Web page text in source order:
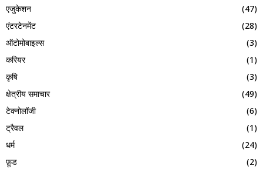
एजुकेशन
(47)
एंटरटेनमेंट
(28)
ऑटोमोबाइल्स
(3)
करियर
(1)
कृषि
(3)
क्षेत्रीय समाचार
(49)
टेक्नोलॉजी
(6)
ट्रैवल
(1)
धर्म
(24)
फ़ूड
(2)